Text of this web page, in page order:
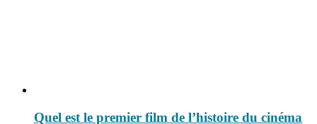
Quel est le premier film de l’histoire du cinéma